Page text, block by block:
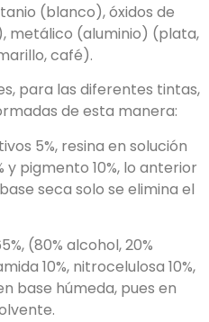
(blanco), óxidos de
metálico (aluminio) (plata,
café).
para las diferentes tintas,
de esta manera:
5%, resina en solución
y pigmento 10%, lo anterior
seca solo se elimina el
(80% alcohol, 20%
10%, nitrocelulosa 10%,
base húmeda, pues en